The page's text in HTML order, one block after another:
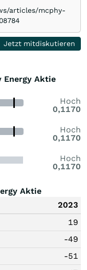
articles/mcphy-
Jetzt mitdiskutieren
Energy Aktie
Hoch
0,1170
Hoch
0,1170
Hoch
0,1170
Aktie
2023
19
-49
-51